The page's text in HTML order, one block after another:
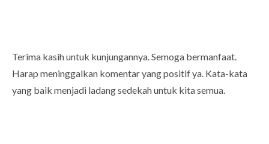
Terima kasih untuk kunjungannya. Semoga bermanfaat.
Harap meninggalkan komentar yang positif ya. Kata-kata
yang baik menjadi ladang sedekah untuk kita semua.